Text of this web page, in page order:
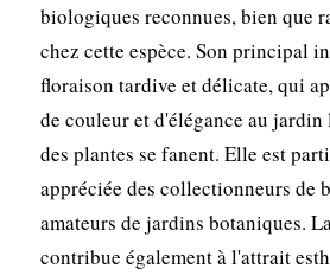
biologiques reconnues, bien que
chez cette espèce. Son principal
floraison tardive et délicate, qui
de couleur et d'élégance au
des plantes se fanent. Elle est
appréciée des collectionneurs de
amateurs de jardins botaniques.
contribue également à l'attrait